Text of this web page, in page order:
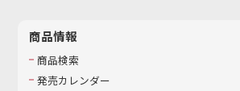
商品情報
商品検索
発売カレンダー